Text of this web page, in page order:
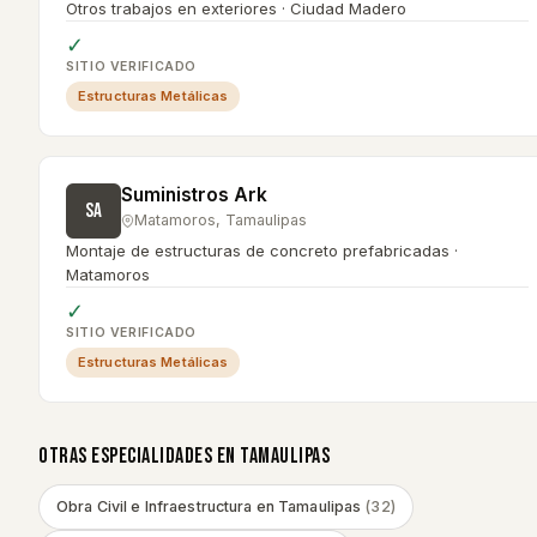
Otros trabajos en exteriores · Ciudad Madero
✓
SITIO VERIFICADO
Estructuras Metálicas
SA
Suministros Ark
Matamoros, Tamaulipas
Montaje de estructuras de concreto prefabricadas ·
Matamoros
✓
SITIO VERIFICADO
Estructuras Metálicas
OTRAS ESPECIALIDADES EN TAMAULIPAS
Obra Civil e Infraestructura en Tamaulipas (32)